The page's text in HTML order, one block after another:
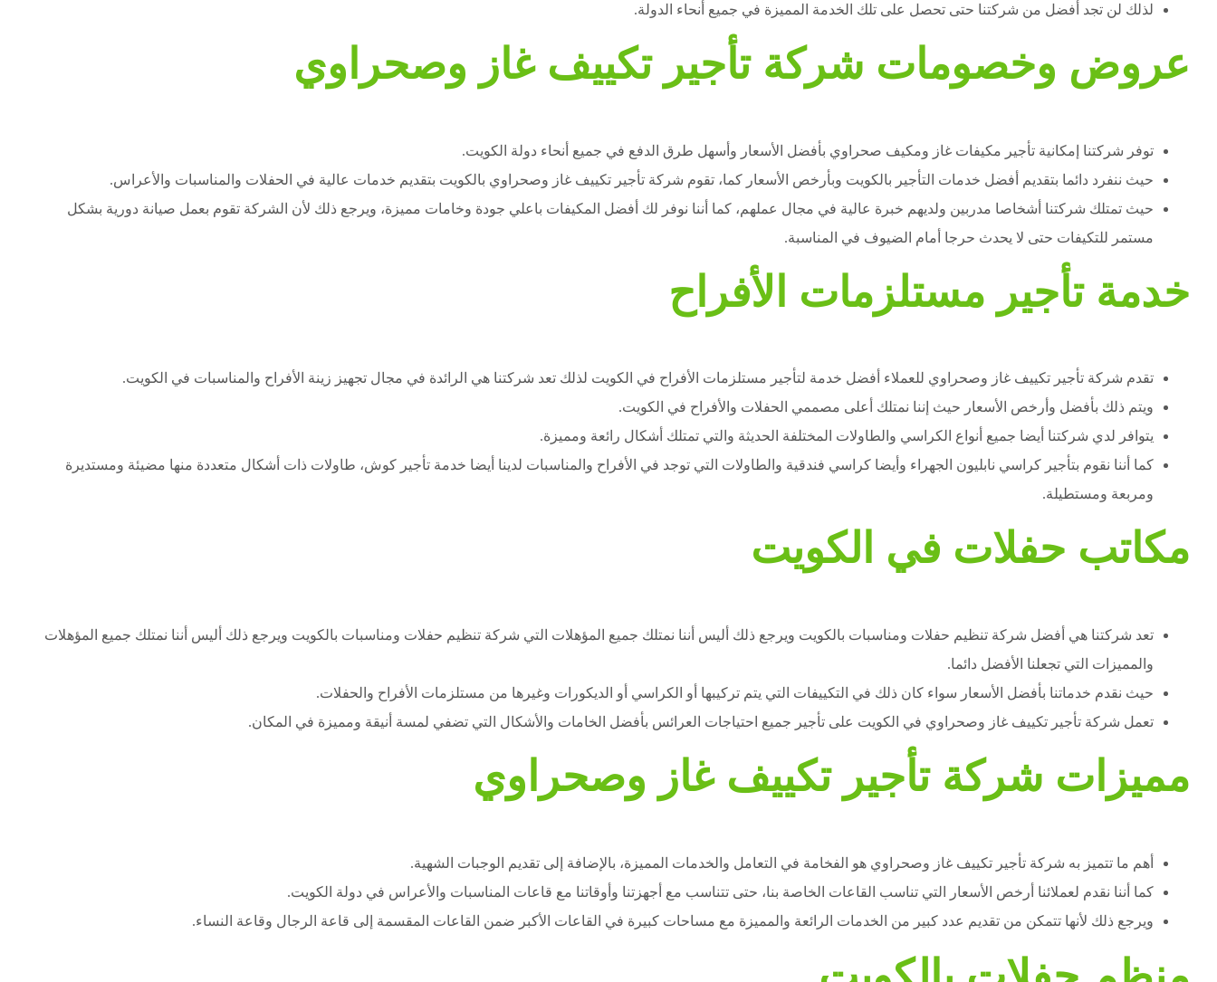
لذلك لن تجد أفضل من شركتنا حتى تحصل على تلك الخدمة المميزة في جميع أنحاء الدولة.
عروض وخصومات شركة تأجير تكييف غاز وصحراوي
توفر شركتنا إمكانية تأجير مكيفات غاز ومكيف صحراوي بأفضل الأسعار وأسهل طرق الدفع في جميع أنحاء دولة الكويت.
حيث ننفرد دائما بتقديم أفضل خدمات التأجير بالكويت وبأرخص الأسعار كما، تقوم شركة تأجير تكييف غاز وصحراوي بالكويت بتقديم خدمات عالية في الحفلات والمناسبات والأعراس.
حيث تمتلك شركتنا أشخاصا مدربين ولديهم خبرة عالية في مجال عملهم، كما أننا نوفر لك أفضل المكيفات باعلي جودة وخامات مميزة، ويرجع ذلك لأن الشركة تقوم بعمل صيانة دورية بشكل
مستمر للتكيفات حتى لا يحدث حرجا أمام الضيوف في المناسبة.
خدمة تأجير مستلزمات الأفراح
تقدم شركة تأجير تكييف غاز وصحراوي للعملاء أفضل خدمة لتأجير مستلزمات الأفراح في الكويت لذلك تعد شركتنا هي الرائدة في مجال تجهيز زينة الأفراح والمناسبات في الكويت.
ويتم ذلك بأفضل وأرخص الأسعار حيث إننا نمتلك أعلى مصممي الحفلات والأفراح في الكويت.
يتوافر لدي شركتنا أيضا جميع أنواع الكراسي والطاولات المختلفة الحديثة والتي تمتلك أشكال رائعة ومميزة.
كما أننا نقوم بتأجير كراسي نابليون الجهراء وأيضا كراسي فندقية والطاولات التي توجد في الأفراح والمناسبات لدينا أيضا خدمة تأجير كوش، طاولات ذات أشكال متعددة منها مضيئة ومستديرة
ومربعة ومستطيلة.
مكاتب حفلات في الكويت
تعد شركتنا هي أفضل شركة تنظيم حفلات ومناسبات بالكويت ويرجع ذلك أليس أننا نمتلك جميع المؤهلات التي شركة تنظيم حفلات ومناسبات بالكويت ويرجع ذلك أليس أننا نمتلك جميع المؤهلات
والمميزات التي تجعلنا الأفضل دائما.
حيث نقدم خدماتنا بأفضل الأسعار سواء كان ذلك في التكييفات التي يتم تركيبها أو الكراسي أو الديكورات وغيرها من مستلزمات الأفراح والحفلات.
تعمل شركة تأجير تكييف غاز وصحراوي في الكويت على تأجير جميع احتياجات العرائس بأفضل الخامات والأشكال التي تضفي لمسة أنيقة ومميزة في المكان.
مميزات شركة تأجير تكييف غاز وصحراوي
أهم ما تتميز به شركة تأجير تكييف غاز وصحراوي هو الفخامة في التعامل والخدمات المميزة، بالإضافة إلى تقديم الوجبات الشهية.
كما أننا نقدم لعملائنا أرخص الأسعار التي تناسب القاعات الخاصة بنا، حتى تتناسب مع أجهزتنا وأوقاتنا مع قاعات المناسبات والأعراس في دولة الكويت.
ويرجع ذلك لأنها تتمكن من تقديم عدد كبير من الخدمات الرائعة والمميزة مع مساحات كبيرة في القاعات الأكبر ضمن القاعات المقسمة إلى قاعة الرجال وقاعة النساء.